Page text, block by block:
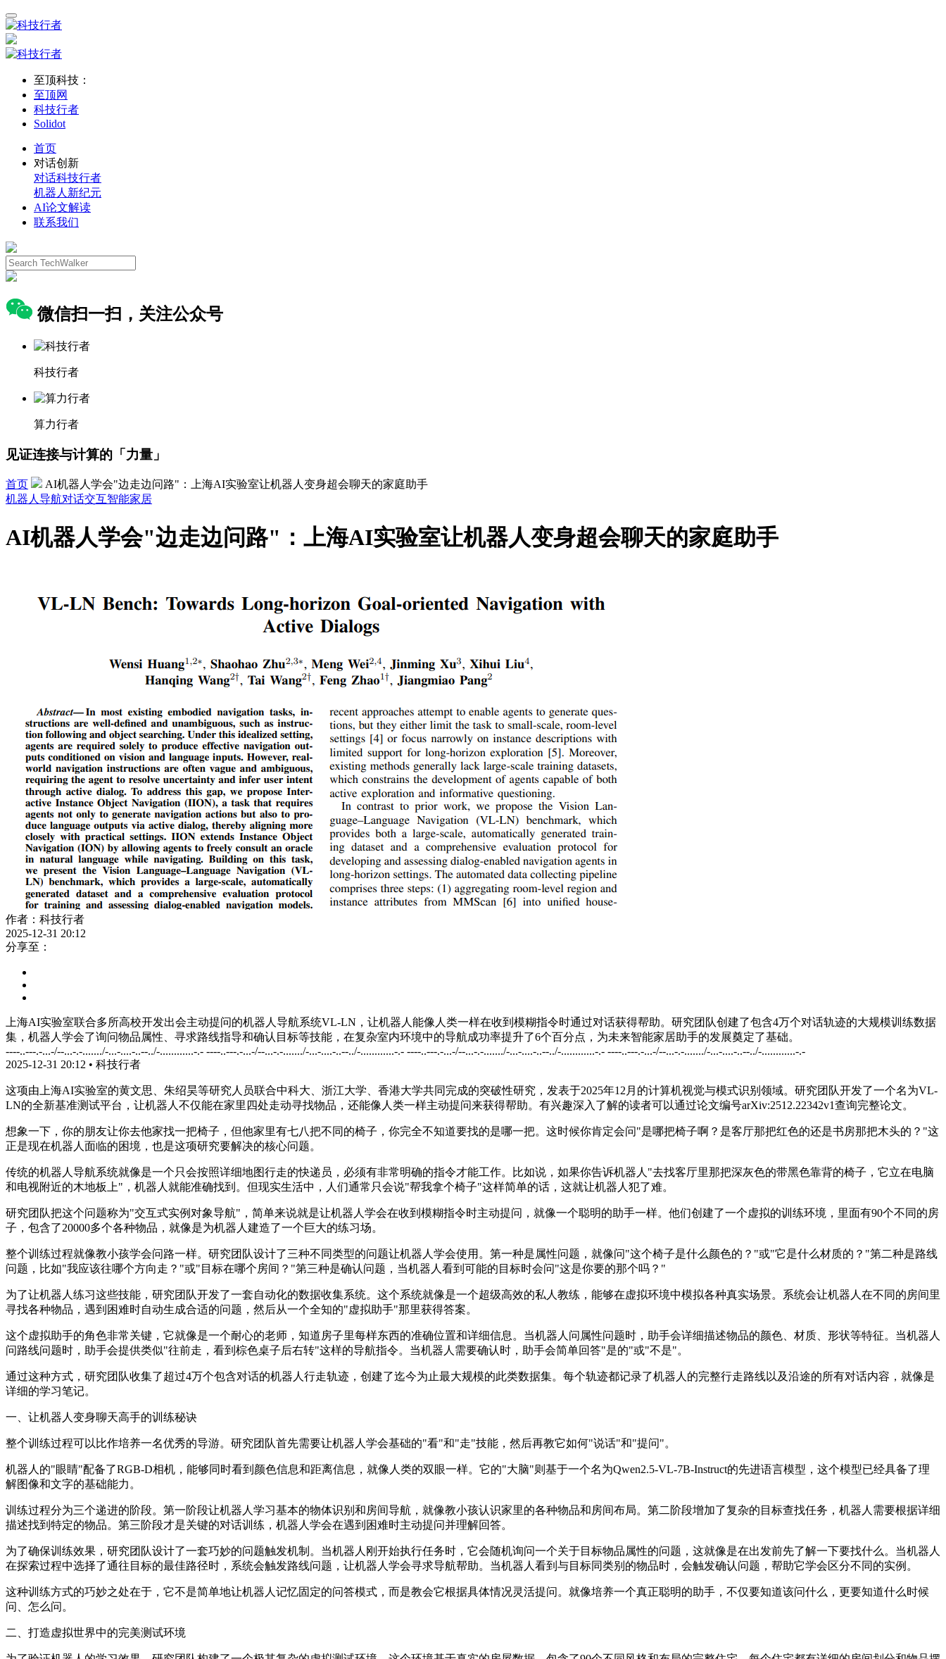
至顶科技：
至顶网
科技行者
Solidot
首页
对话创新
对话科技行者
机器人新纪元
AI论文解读
联系我们
微信扫一扫，关注公众号
科技行者
算力行者
见证连接与计算的「力量」
首页
AI机器人学会"边走边问路"：上海AI实验室让机器人变身超会聊天的家庭助手
机器人导航对话交互智能家居
AI机器人学会"边走边问路"：上海AI实验室让机器人变身超会聊天的家庭助手
作者： 科技行者
2025-12-31 20:12
分享至：
上海AI实验室联合多所高校开发出会主动提问的机器人导航系统VL-LN，让机器人能像人类一样在收到模糊指令时通过对话获得帮助。研究团队创建了包含4万个对话轨迹的大规模训练数据
集，机器人学会了询问物品属性、寻求路线指导和确认目标等技能，在复杂室内环境中的导航成功率提升了6个百分点，为未来智能家居助手的发展奠定了基础。
----..---.-...-/--...-.-......./-...-....-..--../-............-.- ----..---.-...-/--...-.-......./-...-....-..--../-............-.- ----..---.-...-/--...-.-......./-...-....-..--../-............-.- ----..---.-...-/--...-.-......./-...-....-..--../-............-.-
2025-12-31 20:12 • 科技行者
这项由上海AI实验室的黄文思、朱绍昊等研究人员联合中科大、浙江大学、香港大学共同完成的突破性研究，发表于2025年12月的计算机视觉与模式识别领域。研究团队开发了一个名为VL-
LN的全新基准测试平台，让机器人不仅能在家里四处走动寻找物品，还能像人类一样主动提问来获得帮助。有兴趣深入了解的读者可以通过论文编号arXiv:2512.22342v1查询完整论文。
想象一下，你的朋友让你去他家找一把椅子，但他家里有七八把不同的椅子，你完全不知道要找的是哪一把。这时候你肯定会问"是哪把椅子啊？是客厅那把红色的还是书房那把木头的？"这
正是现在机器人面临的困境，也是这项研究要解决的核心问题。
传统的机器人导航系统就像是一个只会按照详细地图行走的快递员，必须有非常明确的指令才能工作。比如说，如果你告诉机器人"去找客厅里那把深灰色的带黑色靠背的椅子，它立在电脑
和电视附近的木地板上"，机器人就能准确找到。但现实生活中，人们通常只会说"帮我拿个椅子"这样简单的话，这就让机器人犯了难。
研究团队把这个问题称为"交互式实例对象导航"，简单来说就是让机器人学会在收到模糊指令时主动提问，就像一个聪明的助手一样。他们创建了一个虚拟的训练环境，里面有90个不同的房
子，包含了20000多个各种物品，就像是为机器人建造了一个巨大的练习场。
整个训练过程就像教小孩学会问路一样。研究团队设计了三种不同类型的问题让机器人学会使用。第一种是属性问题，就像问"这个椅子是什么颜色的？"或"它是什么材质的？"第二种是路线
问题，比如"我应该往哪个方向走？"或"目标在哪个房间？"第三种是确认问题，当机器人看到可能的目标时会问"这是你要的那个吗？"
为了让机器人练习这些技能，研究团队开发了一套自动化的数据收集系统。这个系统就像是一个超级高效的私人教练，能够在虚拟环境中模拟各种真实场景。系统会让机器人在不同的房间里
寻找各种物品，遇到困难时自动生成合适的问题，然后从一个全知的"虚拟助手"那里获得答案。
这个虚拟助手的角色非常关键，它就像是一个耐心的老师，知道房子里每样东西的准确位置和详细信息。当机器人问属性问题时，助手会详细描述物品的颜色、材质、形状等特征。当机器人
问路线问题时，助手会提供类似"往前走，看到棕色桌子后右转"这样的导航指令。当机器人需要确认时，助手会简单回答"是的"或"不是"。
通过这种方式，研究团队收集了超过4万个包含对话的机器人行走轨迹，创建了迄今为止最大规模的此类数据集。每个轨迹都记录了机器人的完整行走路线以及沿途的所有对话内容，就像是
详细的学习笔记。
一、让机器人变身聊天高手的训练秘诀
整个训练过程可以比作培养一名优秀的导游。研究团队首先需要让机器人学会基础的"看"和"走"技能，然后再教它如何"说话"和"提问"。
机器人的"眼睛"配备了RGB-D相机，能够同时看到颜色信息和距离信息，就像人类的双眼一样。它的"大脑"则基于一个名为Qwen2.5-VL-7B-Instruct的先进语言模型，这个模型已经具备了理
解图像和文字的基础能力。
训练过程分为三个递进的阶段。第一阶段让机器人学习基本的物体识别和房间导航，就像教小孩认识家里的各种物品和房间布局。第二阶段增加了复杂的目标查找任务，机器人需要根据详细
描述找到特定的物品。第三阶段才是关键的对话训练，机器人学会在遇到困难时主动提问并理解回答。
为了确保训练效果，研究团队设计了一套巧妙的问题触发机制。当机器人刚开始执行任务时，它会随机询问一个关于目标物品属性的问题，这就像是在出发前先了解一下要找什么。当机器人
在探索过程中选择了通往目标的最佳路径时，系统会触发路线问题，让机器人学会寻求导航帮助。当机器人看到与目标同类别的物品时，会触发确认问题，帮助它学会区分不同的实例。
这种训练方式的巧妙之处在于，它不是简单地让机器人记忆固定的问答模式，而是教会它根据具体情况灵活提问。就像培养一个真正聪明的助手，不仅要知道该问什么，更要知道什么时候
问、怎么问。
二、打造虚拟世界中的完美测试环境